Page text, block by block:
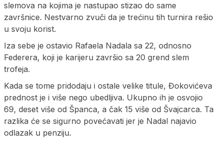
slemova na kojima je nastupao stizao do same
završnice. Nestvarno zvuči da je trećinu tih turnira rešio
u svoju korist.
Iza sebe je ostavio Rafaela Nadala sa 22, odnosno
Federera, koji je karijeru završio sa 20 grend slem
trofeja.
Kada se tome pridodaju i ostale velike titule, Đokovićeva
prednost je i više nego ubedljiva. Ukupno ih je osvojio
69, deset više od Španca, a čak 15 više od Švajcarca. Ta
razlika će se sigurno povećavati jer je Nadal najavio
odlazak u penziju.